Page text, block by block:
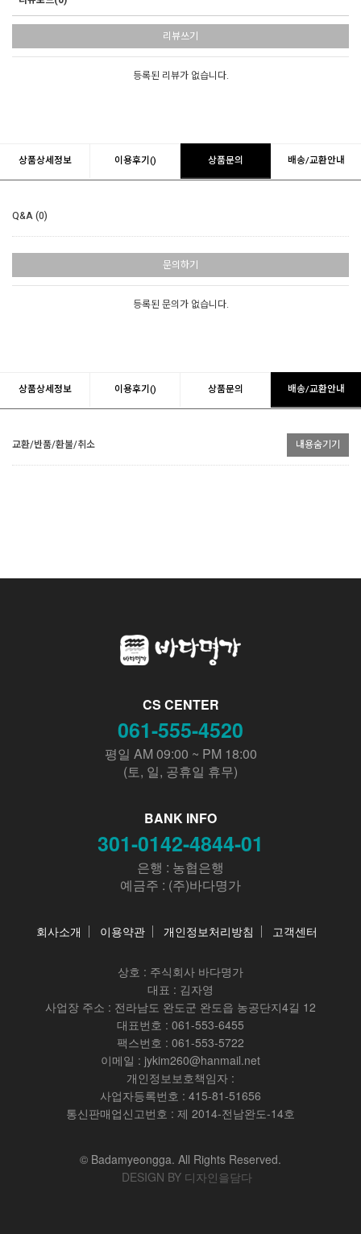
리뷰쓰기
등록된 리뷰가 없습니다.
상품상세정보 이용후기() 상품문의 배송/교환안내
Q&A (0)
문의하기
등록된 문의가 없습니다.
상품상세정보 이용후기() 상품문의 배송/교환안내
교환/반품/환불/취소 내용숨기기
CS CENTER
061-555-4520
평일 AM 09:00 ~ PM 18:00
(토, 일, 공휴일 휴무)
BANK INFO
301-0142-4844-01
은행 : 농협은행
예금주 : (주)바다명가
회사소개 이용약관 개인정보처리방침 고객센터
상호 : 주식회사 바다명가
대표 : 김자영
사업장 주소 : 전라남도 완도군 완도읍 농공단지4길 12
대표번호 : 061-553-6455
팩스번호 : 061-553-5722
이메일 : jykim260@hanmail.net
개인정보보호책임자 :
사업자등록번호 : 415-81-51656
통신판매업신고번호 : 제 2014-전남완도-14호
© Badamyeongga. All Rights Reserved.
DESIGN BY 디자인을담다